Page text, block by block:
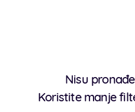
Nisu
Koristite manje